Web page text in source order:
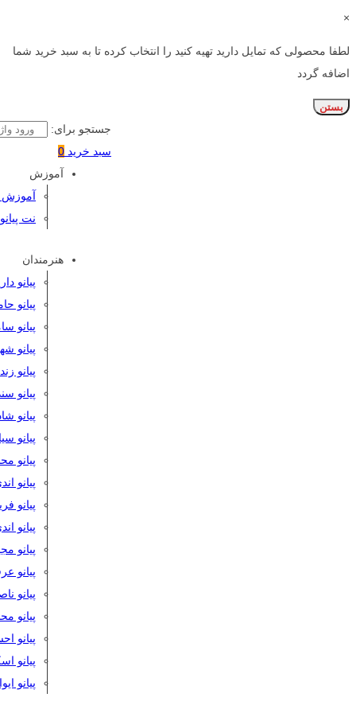
×
لطفا محصولی که تمایل دارید تهیه کنید را انتخاب کرده تا به سبد خرید شما
اضافه گردد
بستن
جستجو برای:
سبد خرید 0
آموزش
آموزش
نت پیانو
هنرمندان
پیانو
پیانو
پیانو
پیانو
پیانو
پیانو
پیانو
پیانو
پیانو
پیانو
پیانو
پیانو
پیانو
پیانو
پیانو
پیانو
پیانو
پیانو
پیانو